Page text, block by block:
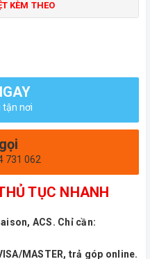
KÈM THEO
tận nơi
731 062
TỤC NHANH
ACS. Chỉ cần:
MASTER, trả góp online.